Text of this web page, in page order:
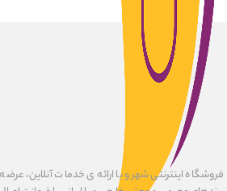
فروشگاه اینترنتی شهرو با ارائه ی خدمات آنلاین،